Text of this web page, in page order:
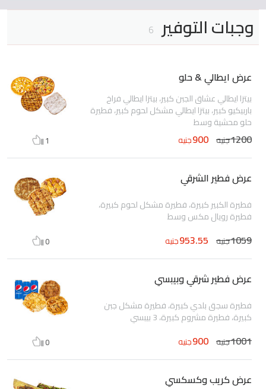
وجبات التوفير 6
عرض ايطالي & حلو
بيتزا ايطالي عشاق الجبن كبير، بيتزا ايطالي فراخ
باربيكيو كبير، بيتزا ايطالي مشكل لحوم كبير، فطيرة
حلو محشية وسط
1200جنيه 900جنيه 1
عرض فطير الشرقي
فطيرة الكبير كبيرة، فطيرة مشكل لحوم كبيرة،
فطيرة رويال مكس وسط
1059جنيه 953.55جنيه 0
عرض فطير شرقي وبيبسي
فطيرة سجق بلدي كبيرة، فطيرة مشكل جبن
كبيرة، فطيرة مشروم كبيرة، 3 بيبسي
1001جنيه 900جنيه 0
عرض كريب وكسكسي